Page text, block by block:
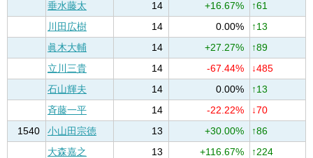
垂水藤太
14 +16.67%
↑61
川田広樹
14 0.00%
↑13
眞木大輔
14 +27.27%
↑89
立川三貴
14 -67.44%
↓485
石山輝夫
14 0.00%
↑13
斉藤一平
14 -22.22%
↓70
1540
小山田宗徳 13 +30.00%
↑86
大森嘉之
13 +116.67%
↑224